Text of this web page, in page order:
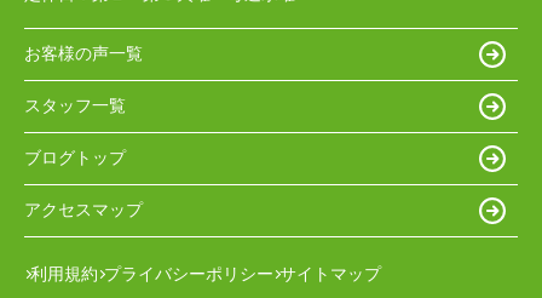
お客様の声一覧
スタッフ一覧
ブログトップ
アクセスマップ
利用規約 プライバシーポリシー サイトマップ